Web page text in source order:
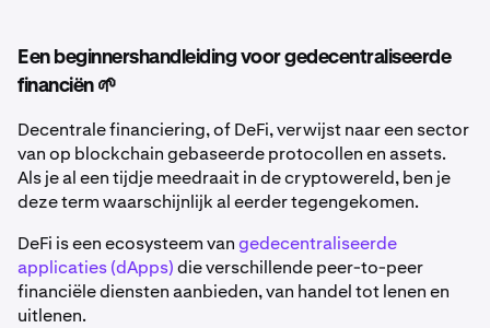
Een beginnershandleiding voor gedecentraliseerde
financiën 🌱
Decentrale financiering, of DeFi, verwijst naar een sector
van op blockchain gebaseerde protocollen en assets.
Als je al een tijdje meedraait in de cryptowereld, ben je
deze term waarschijnlijk al eerder tegengekomen.
DeFi is een ecosysteem vangedecentraliseerde
applicaties (dApps)die verschillende peer-to-peer
financiële diensten aanbieden, van handel tot lenen en
uitlenen.